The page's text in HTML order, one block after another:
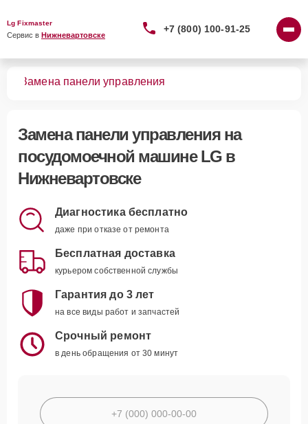
Lg Fixmaster
Сервис в Нижневартовске
+7 (800) 100-91-25
Замена панели управления
Замена панели управленияна
посудомоечной машине LG в
Нижневартовске
Диагностика бесплатно
даже при отказе от ремонта
Бесплатная доставка
курьером собственной службы
Гарантия до 3 лет
на все виды работ и запчастей
Срочный ремонт
в день обращения от 30 минут